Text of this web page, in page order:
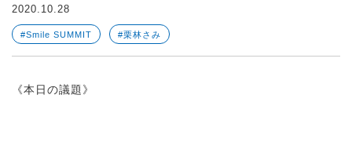
2020.10.28
#Smile SUMMIT #栗林さみ
《本日の議題》